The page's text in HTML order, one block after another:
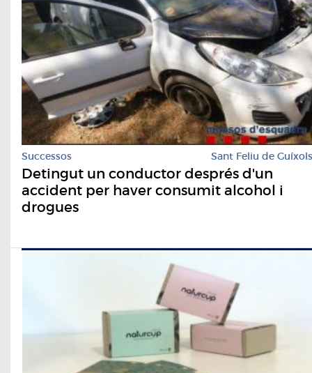
Successos Sant Feliu de Guíxols
Detingut un conductor després d'un
accident per haver consumit alcohol i
drogues